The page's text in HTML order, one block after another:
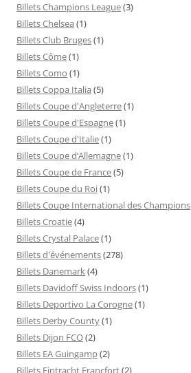
Billets Champions League(3)
Billets Chelsea (1)
Billets Club Bruges(1)
Billets Côme(1)
Billets Como (1)
Billets Coppa Italia (5)
Billets Coupe d'Angleterre(1)
Billets Coupe d'Espagne(1)
Billets Coupe d'Italie(1)
Billets Coupe d’Allemagne(1)
Billets Coupe de France(5)
Billets Coupe du Roi(1)
Billets Coupe International des Champions
Billets Croatie(4)
Billets Crystal Palace(1)
Billets d'événements(278)
Billets Danemark(4)
Billets Davidoff Swiss Indoors(1)
Billets Deportivo La Corogne(1)
Billets Derby County(1)
Billets Dijon FCO(2)
Billets EA Guingamp(2)
Billets Eintracht Francfort(2)